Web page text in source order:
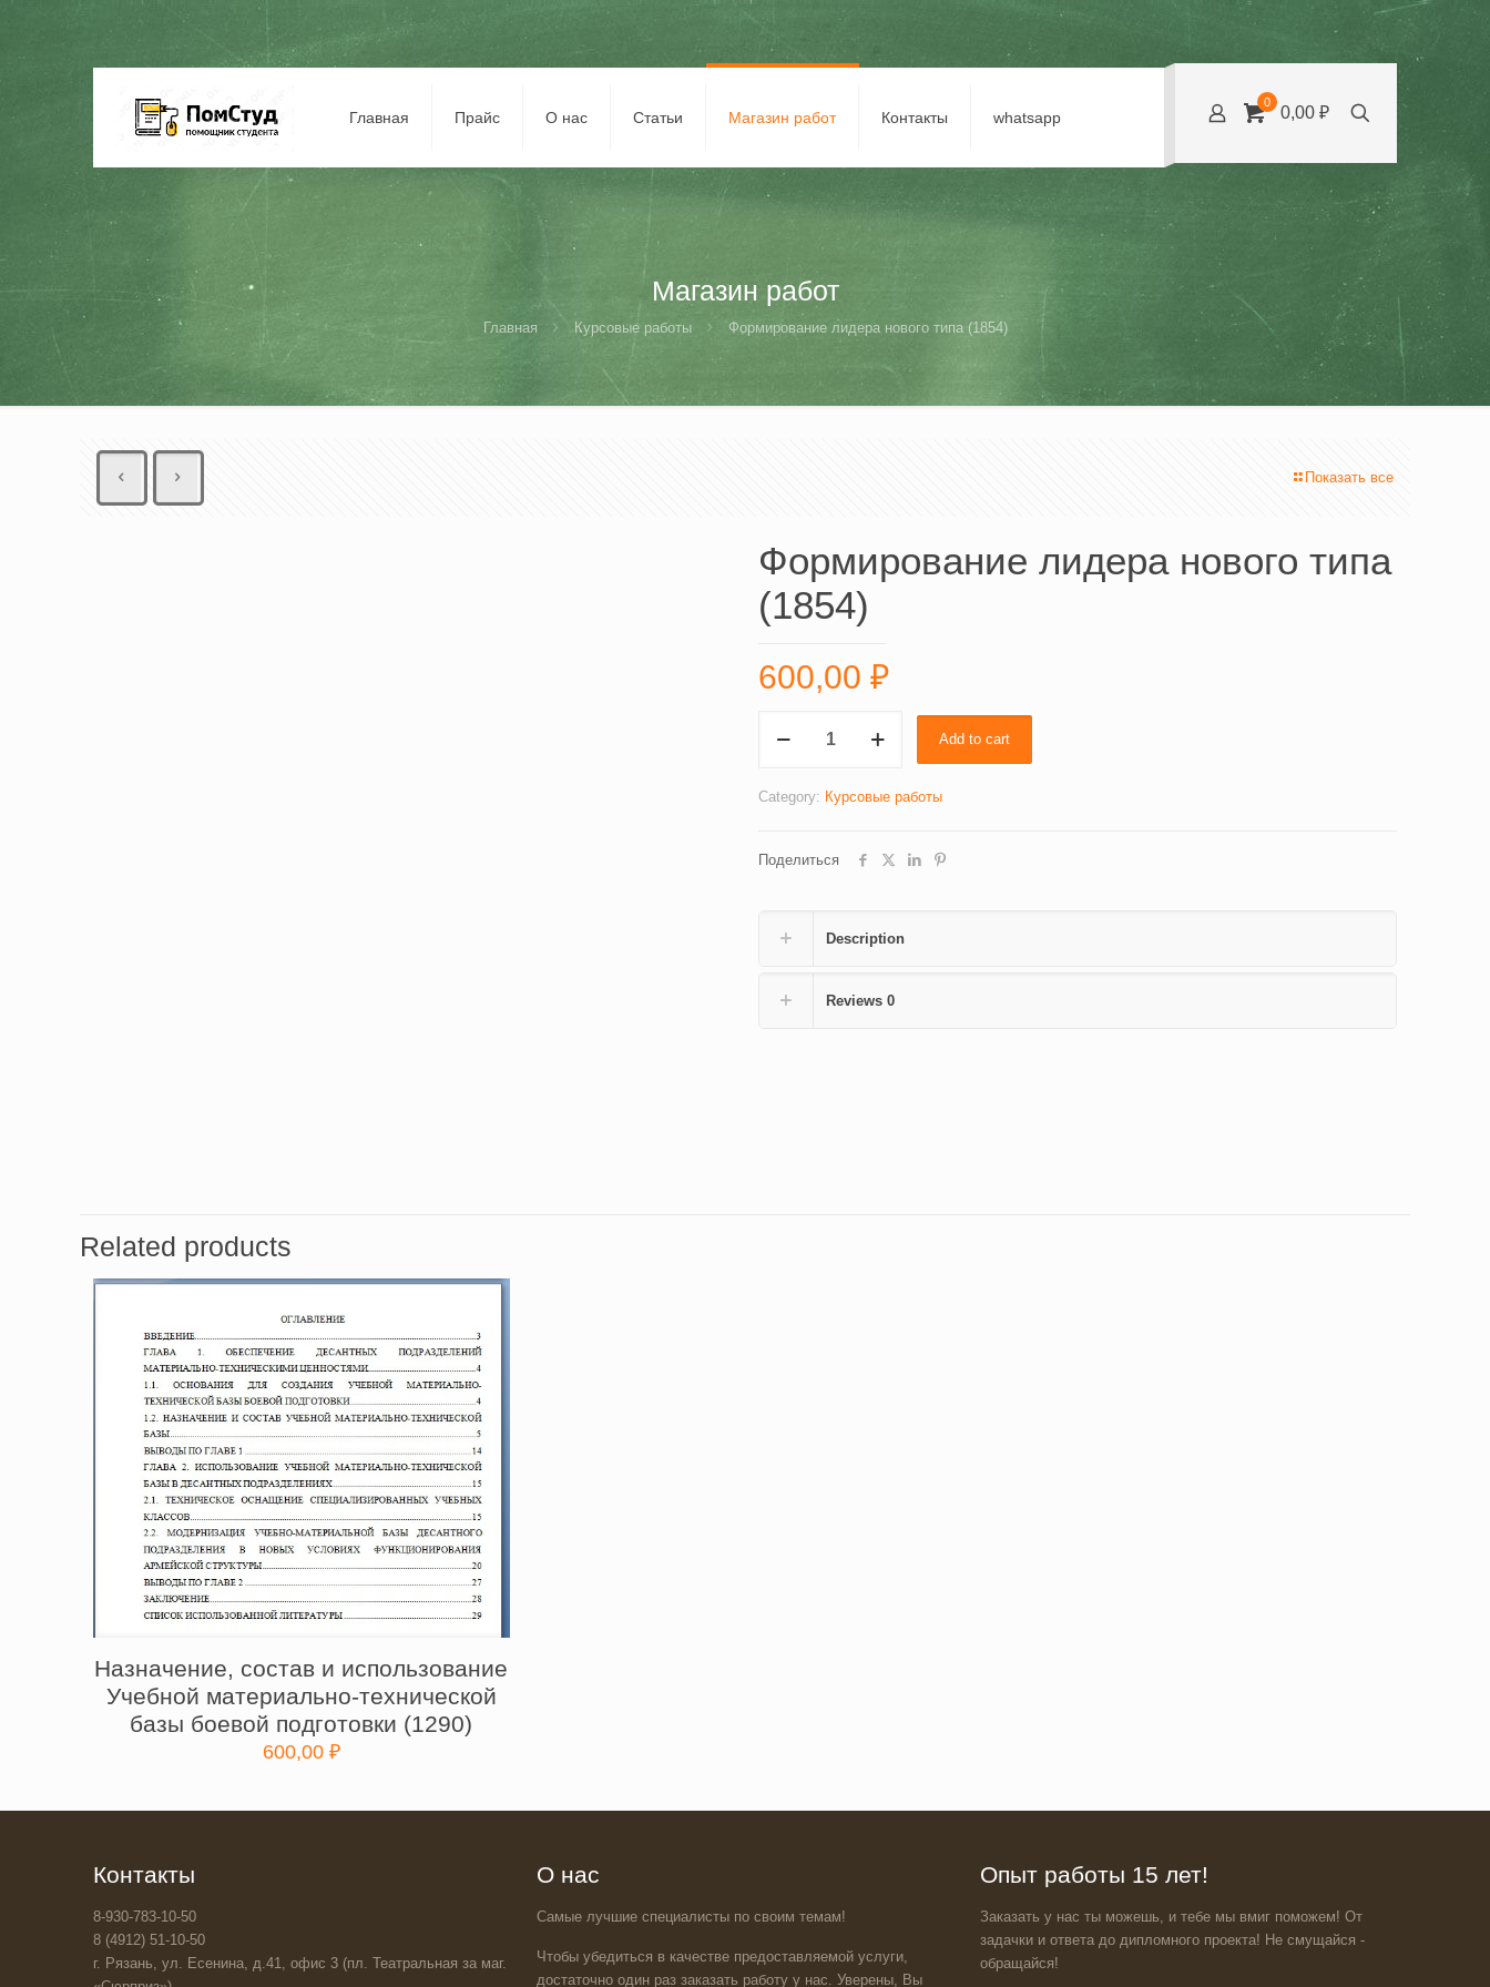
Главная Прайс О нас Статьи Магазин работ Контакты whatsapp
0
0,00 ₽
Магазин работ
Главная Курсовые работы Формирование лидера нового типа (1854)
Показать все
Формирование лидера нового типа
(1854)
600,00 ₽
лидера
типа
Add to cart
Category: Курсовые работы
Поделиться
Description
Reviews 0
Related products
Назначение, состав и использование
Учебной материально-технической
базы боевой подготовки (1290)
600,00 ₽
Контакты
8-930-783-10-50
8 (4912) 51-10-50
г. Рязань, ул. Есенина, д.41, офис 3 (пл. Театральная за маг.
О нас
Самые лучшие специалисты по своим темам!
Чтобы убедиться в качестве предоставляемой услуги,
достаточно один раз заказать работу у нас. Уверены, Вы
Опыт работы 15 лет!
Заказать у нас ты можешь, и тебе мы вмиг поможем! От
задачки и ответа до дипломного проекта! Не смущайся -
обращайся!